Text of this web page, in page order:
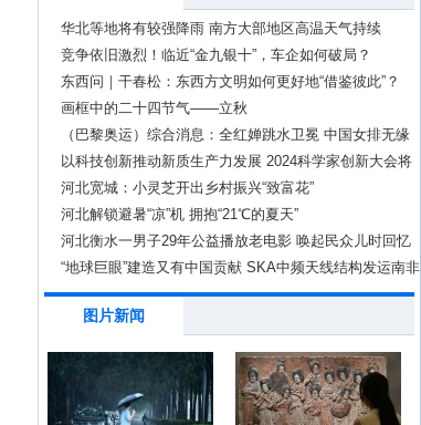
华北等地将有较强降雨 南方大部地区高温天气持续
竞争依旧激烈！临近“金九银十”，车企如何破局？
东西问｜干春松：东西方文明如何更好地“借鉴彼此”？
画框中的二十四节气——立秋
（巴黎奥运）综合消息：全红婵跳水卫冕 中国女排无缘
四强
以科技创新推动新质生产力发展 2024科学家创新大会将
召开
河北宽城：小灵芝开出乡村振兴“致富花”
河北解锁避暑“凉”机 拥抱“21℃的夏天”
河北衡水一男子29年公益播放老电影 唤起民众儿时回忆
“地球巨眼”建造又有中国贡献 SKA中频天线结构发运南非
图片新闻